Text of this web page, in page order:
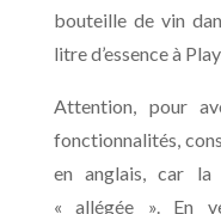
bouteille de vin
litre d’essence à
Attention, pour
fonctionnalités,
en anglais, car la
« allégée ». En